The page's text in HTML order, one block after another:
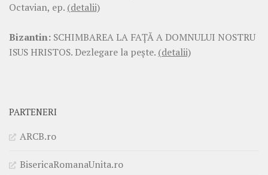
Octavian, ep. (detalii)
Bizantin: SCHIMBAREA LA FAŢĂ A DOMNULUI NOSTRU
ISUS HRISTOS. Dezlegare la pește. (detalii)
PARTENERI
ARCB.ro
BisericaRomanaUnita.ro